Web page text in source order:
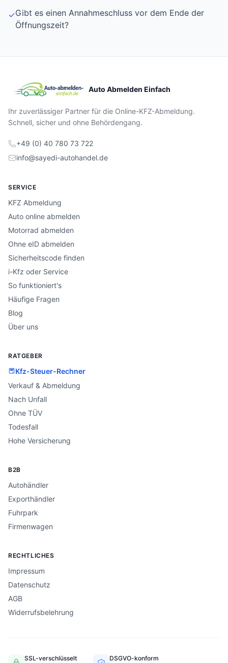
✓Gibt es einen Annahmeschluss vor dem Ende der
Öffnungszeit?
Auto Abmelden Einfach
Ihr zuverlässiger Partner für die Online-KFZ-Abmeldung.
Schnell, sicher und ohne Behördengang.
+49 (0) 40 780 73 722
info@sayedi-autohandel.de
SERVICE
KFZ Abmeldung
Auto online abmelden
Motorrad abmelden
Ohne eID abmelden
Sicherheitscode finden
i-Kfz oder Service
So funktioniert's
Häufige Fragen
Blog
Über uns
RATGEBER
Kfz-Steuer-Rechner
Verkauf & Abmeldung
Nach Unfall
Ohne TÜV
Todesfall
Hohe Versicherung
B2B
Autohändler
Exporthändler
Fuhrpark
Firmenwagen
RECHTLICHES
Impressum
Datenschutz
AGB
Widerrufsbelehrung
SSL-verschlüsselt
DSGVO-konform